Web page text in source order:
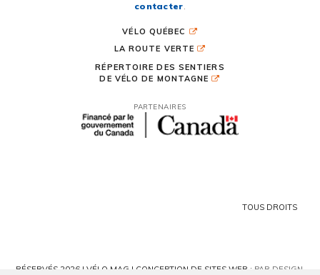
contacter.
VÉLO QUÉBEC
LA ROUTE VERTE
RÉPERTOIRE DES SENTIERS
DE VÉLO DE MONTAGNE
PARTENAIRES
TOUS DROITS
RÉSERVÉS 2026 | VÉLO MAG | CONCEPTION DE SITES WEB : PAR DESIGN,